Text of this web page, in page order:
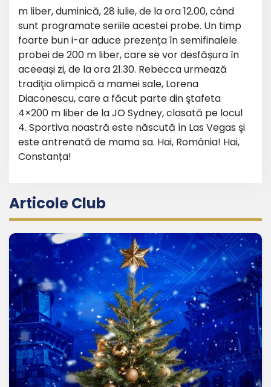
m liber, duminică, 28 iulie, de la ora 12.00, când
sunt programate seriile acestei probe. Un timp
foarte bun i-ar aduce prezența în semifinalele
probei de 200 m liber, care se vor desfășura în
aceeași zi, de la ora 21.30. Rebecca urmează
tradiţia olimpică a mamei sale, Lorena
Diaconescu, care a făcut parte din ştafeta
4×200 m liber de la JO Sydney, clasată pe locul
4. Sportiva noastră este născută în Las Vegas şi
este antrenată de mama sa. Hai, România! Hai,
Constanța!
Articole Club